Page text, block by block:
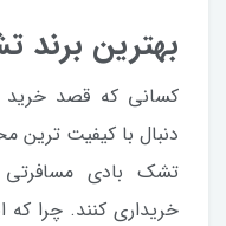
بهترین
کسانی که قصد خرید
دنبال با کیفیت ترین
تشک بادی مسافرتی
خریداری کنند. چرا